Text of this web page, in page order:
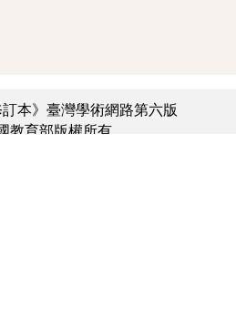
訂本》臺灣學術網路第六版
教育部版權所有